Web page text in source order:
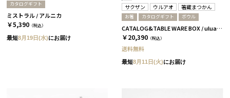
カタログギフト
ミストラル / アルニカ
￥5,390 （税込）
最短8月19日(水)にお届け
サクザン ウルアオ 箸蔵まつかん
お箸 カタログギフト ボウル
CATALOG&TABLE WARE BOX / uluao / ネイビー&ホワイト / 全5種 ザグーアン
￥20,390 （税込）
送料無料
最短8月11日(火)にお届け